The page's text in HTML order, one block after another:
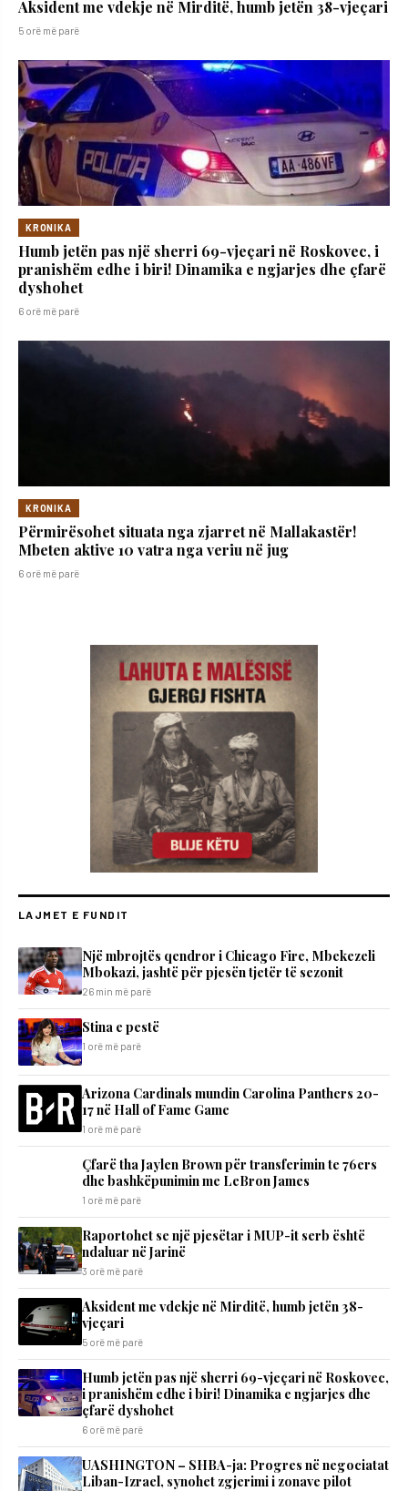
Aksident me vdekje në Mirditë, humb jetën 38-vjeçari
5 orë më parë
KRONIKA
Humb jetën pas një sherri 69-vjeçari në Roskovec, i
pranishëm edhe i biri! Dinamika e ngjarjes dhe çfarë
dyshohet
6 orë më parë
KRONIKA
Përmirësohet situata nga zjarret në Mallakastër!
Mbeten aktive 10 vatra nga veriu në jug
6 orë më parë
LAJMET E FUNDIT
Një mbrojtës qendror i Chicago Fire, Mbekezeli
Mbokazi, jashtë për pjesën tjetër të sezonit
26 min më parë
Stina e pestë
1 orë më parë
Arizona Cardinals mundin Carolina Panthers 20-
17 në Hall of Fame Game
1 orë më parë
Çfarë tha Jaylen Brown për transferimin te 76ers
dhe bashkëpunimin me LeBron James
1 orë më parë
Raportohet se një pjesëtar i MUP-it serb është
ndaluar në Jarinë
3 orë më parë
Aksident me vdekje në Mirditë, humb jetën 38-
vjeçari
5 orë më parë
Humb jetën pas një sherri 69-vjeçari në Roskovec,
i pranishëm edhe i biri! Dinamika e ngjarjes dhe
çfarë dyshohet
6 orë më parë
UASHINGTON – SHBA-ja: Progres në negociatat
Liban-Izrael, synohet zgjerimi i zonave pilot